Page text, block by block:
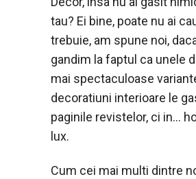
tau? Ei bine, poate nu ai
trebuie, am spune noi,
gandim la faptul ca unele
mai spectaculoase
decoratiuni interioare le
paginile revistelor, ci in…
lux.
Cum cei mai multi dintre